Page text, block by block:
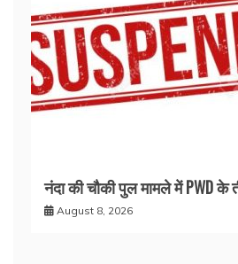
नंदा की चौकी पुल मामले में PWD के
August 8, 2026